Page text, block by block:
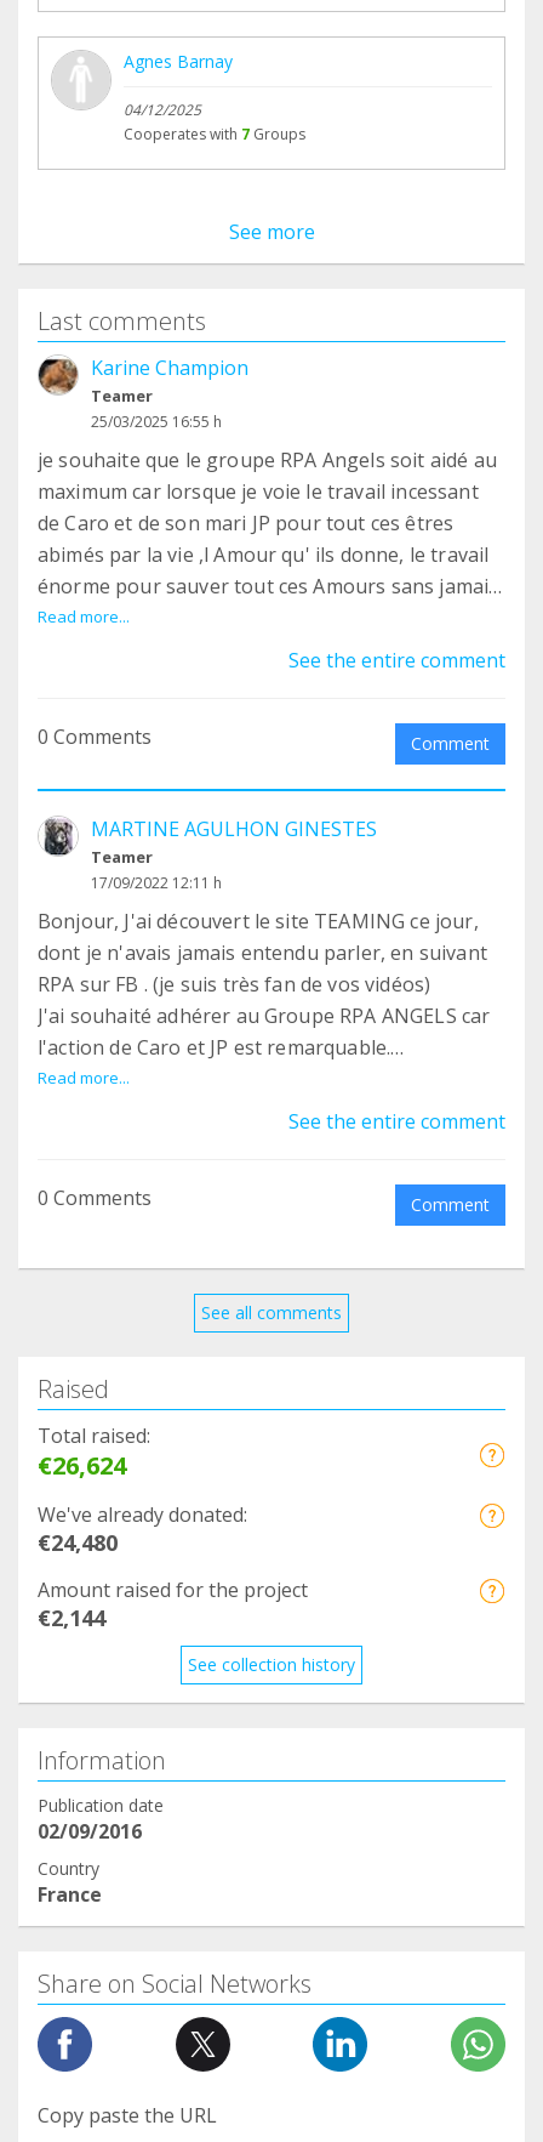
Agnes Barnay
04/12/2025
Cooperates with 7 Groups
See more
Last comments
Karine Champion
Teamer
25/03/2025 16:55 h
je souhaite que le groupe RPA Angels soit aidé au
maximum car lorsque je voie le travail incessant
de Caro et de son mari JP pour tout ces êtres
abimés par la vie ,l Amour qu' ils donne, le travail
énorme pour sauver tout ces Amours sans jamais
ce plaindre Ils sont un exemple de vie .
J espère un jour adopter une petite femelle mais
donne tout l amour que je peux lui offrir
Read more...
See the entire comment
0 Comments Comment
MARTINE AGULHON GINESTES
Teamer
17/09/2022 12:11 h
Bonjour, J'ai découvert le site TEAMING ce jour,
dont je n'avais jamais entendu parler, en suivant
RPA sur FB . (je suis très fan de vos vidéos)
J'ai souhaité adhérer au Groupe RPA ANGELS car
l'action de Caro et JP est remarquable.
Ma participation à cette bonne œuvre qui vient en
aide à tous ces pauvres petits animaux
Martine Agulhon/Ginestes
Read more...
See the entire comment
0 Comments Comment
See all comments
Raised
Total raised:
€26,624
We've already donated:
€24,480
Amount raised for the project
€2,144
See collection history
Information
Publication date
02/09/2016
Country
France
Share on Social Networks
Copy paste the URL